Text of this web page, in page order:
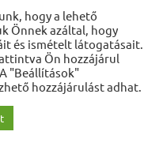
hogy a lehető
Önnek azáltal, hogy
és ismételt látogatásait.
Ön hozzájárul
"Beállítások"
hozzájárulást adhat.